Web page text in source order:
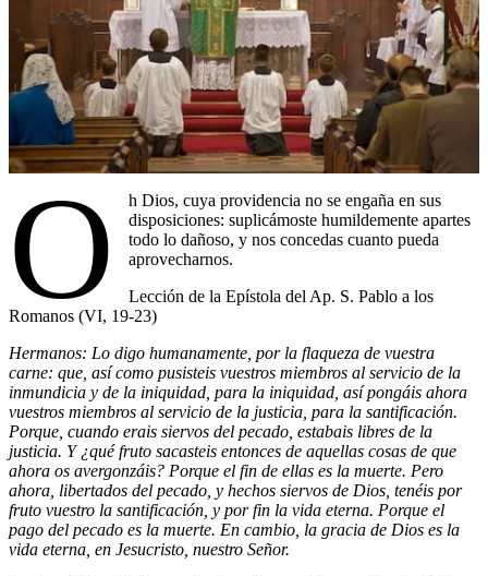
O
h Dios, cuya providencia no se engaña en sus
disposiciones: suplicámoste humildemente apartes
todo lo dañoso, y nos concedas cuanto pueda
aprovecharnos.
Lección de la Epístola del Ap. S. Pablo a los
Romanos (VI, 19-23)
Hermanos: Lo digo humanamente, por la flaqueza de vuestra
carne: que, así como pusisteis vuestros miembros al servicio de la
inmundicia y de la iniquidad, para la iniquidad, así pongáis ahora
vuestros miembros al servicio de la justicia, para la santificación.
Porque, cuando erais siervos del pecado, estabais libres de la
justicia. Y ¿qué fruto sacasteis entonces de aquellas cosas de que
ahora os avergonzáis? Porque el fin de ellas es la muerte. Pero
ahora, libertados del pecado, y hechos siervos de Dios, tenéis por
fruto vuestro la santificación, y por fin la vida eterna. Porque el
pago del pecado es la muerte. En cambio, la gracia de Dios es la
vida eterna, en Jesucristo, nuestro Señor.